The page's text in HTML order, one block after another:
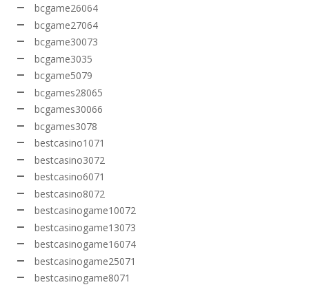
bcgame26064
bcgame27064
bcgame30073
bcgame3035
bcgame5079
bcgames28065
bcgames30066
bcgames3078
bestcasino1071
bestcasino3072
bestcasino6071
bestcasino8072
bestcasinogame10072
bestcasinogame13073
bestcasinogame16074
bestcasinogame25071
bestcasinogame8071